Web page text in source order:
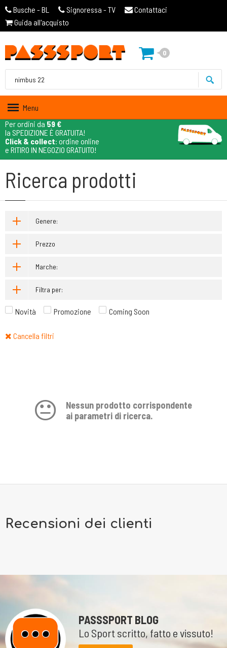
Busche - BL Signoressa - TV
Contattaci
Guida all'acquisto
0
Menu
Per ordini da 59 €
la SPEDIZIONE È GRATUITA!
Click & collect: ordine online
e RITIRO IN NEGOZIO GRATUITO!
Ricerca prodotti
Genere:
Prezzo
Marche:
Filtra per:
Novità Promozione Coming Soon
Cancella filtri
Nessun prodotto corrispondente
ai parametri di ricerca.
Recensioni dei clienti
PASSSPORT BLOG
Lo Sport scritto, fatto e vissuto!